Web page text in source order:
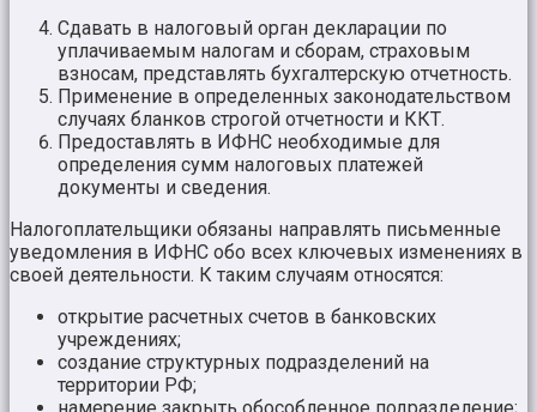
Сдавать в налоговый орган декларации по
уплачиваемым налогам и сборам, страховым
взносам, представлять бухгалтерскую отчетность.
Применение в определенных законодательством
случаях бланков строгой отчетности и ККТ.
Предоставлять в ИФНС необходимые для
определения сумм налоговых платежей
документы и сведения.
Налогоплательщики обязаны направлять письменные
уведомления в ИФНС обо всех ключевых изменениях в
своей деятельности. К таким случаям относятся:
открытие расчетных счетов в банковских
учреждениях;
создание структурных подразделений на
территории РФ;